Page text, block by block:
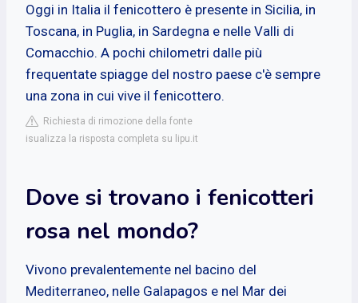
Oggi in Italia il fenicottero è presente in Sicilia, in
Toscana, in Puglia, in Sardegna e nelle Valli di
Comacchio. A pochi chilometri dalle più
frequentate spiagge del nostro paese c'è sempre
una zona in cui vive il fenicottero.
Richiesta di rimozione della fonte
isualizza la risposta completa su lipu.it
Dove si trovano i fenicotteri
rosa nel mondo?
Vivono prevalentemente nel bacino del
Mediterraneo, nelle Galapagos e nel Mar dei